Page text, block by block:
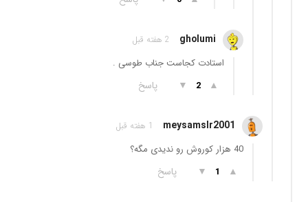
gholumi 2 هفته قبل
استادت کجاست جناب طوسی .
▲
2
▼ پاسخ
meysamslr2001 1 هفته قبل
40 هزار کوروش رو ندیدی مگه؟
▲
1
▼ پاسخ